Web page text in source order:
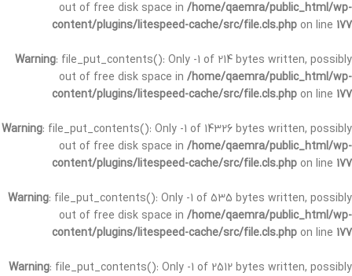
out of free disk space in /home/qaemra/public_html/wp-
content/plugins/litespeed-cache/src/file.cls.php on line 177
Warning: file_put_contents(): Only -1 of 214 bytes written, possibly
out of free disk space in /home/qaemra/public_html/wp-
content/plugins/litespeed-cache/src/file.cls.php on line 177
Warning: file_put_contents(): Only -1 of 14326 bytes written, possibly
out of free disk space in /home/qaemra/public_html/wp-
content/plugins/litespeed-cache/src/file.cls.php on line 177
Warning: file_put_contents(): Only -1 of 535 bytes written, possibly
out of free disk space in /home/qaemra/public_html/wp-
content/plugins/litespeed-cache/src/file.cls.php on line 177
Warning: file_put_contents(): Only -1 of 2512 bytes written, possibly